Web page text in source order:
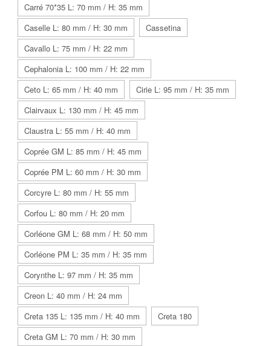
Carré 70*35 L: 70 mm / H: 35 mm
Caselle L: 80 mm / H: 30 mm
Cassetina
Cavallo L: 75 mm / H: 22 mm
Cephalonia L: 100 mm / H: 22 mm
Ceto L: 65 mm / H: 40 mm
Cirie L: 95 mm / H: 35 mm
Clairvaux L: 130 mm / H: 45 mm
Claustra L: 55 mm / H: 40 mm
Coprée GM L: 85 mm / H: 45 mm
Coprée PM L: 60 mm / H: 30 mm
Corcyre L: 80 mm / H: 55 mm
Corfou L: 80 mm / H: 20 mm
Corléone GM L: 68 mm / H: 50 mm
Corléone PM L: 35 mm / H: 35 mm
Corynthe L: 97 mm / H: 35 mm
Creon L: 40 mm / H: 24 mm
Creta 135 L: 135 mm / H: 40 mm
Creta 180
Creta GM L: 70 mm / H: 30 mm